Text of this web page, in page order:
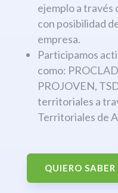
ejemplo a través
con posibilidad
empresa.
Participamos
como:
PROJOVEN,
territoriales a
Territoriales de
QUIERO SABER